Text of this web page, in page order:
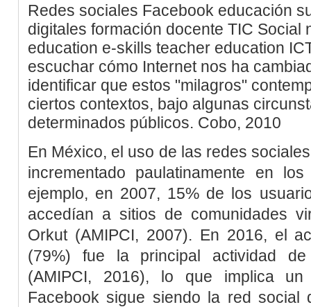
Redes sociales Facebook educación
digitales formación docente TIC Social
education e-skills teacher education
escuchar cómo Internet nos ha
identificar que estos "milagros"
ciertos contextos, bajo algunas
determinados públicos. Cobo, 2010
En México, el uso de las redes
incrementado paulatinamente en
ejemplo, en 2007, 15% de los
accedían a sitios de comunidades
Orkut (AMIPCI, 2007). En 2016, el
(79%) fue la principal actividad
(AMIPCI, 2016), lo que implica un
Facebook sigue siendo la red social